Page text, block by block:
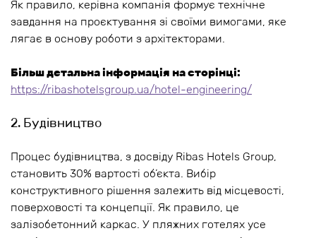
Як правило, керівна компанія формує технічне
завдання на проєктування зі своїми вимогами, яке
лягає в основу роботи з архітекторами.
Більш детальна інформація на сторінці:
https://ribashotelsgroup.ua/hotel-engineering/
2. Будівництво
Процес будівництва, з досвіду Ribas Hotels Group,
становить 30% вартості об’єкта. Вибір
конструктивного рішення залежить від місцевості,
поверховості та концепції. Як правило, це
залізобетонний каркас. У пляжних готелях усе